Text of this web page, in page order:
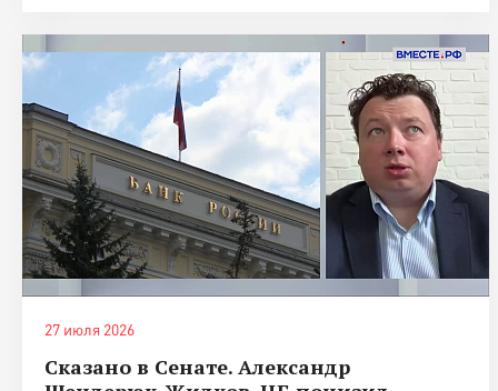
27 июля 2026
Сказано в Сенате. Александр